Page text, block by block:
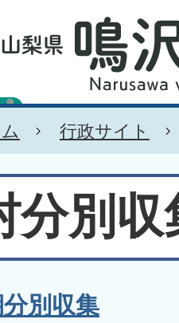
行政サイト
分別収
別収集